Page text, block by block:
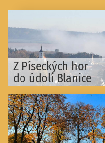
Z Píseckých hor
do údolí Blanice